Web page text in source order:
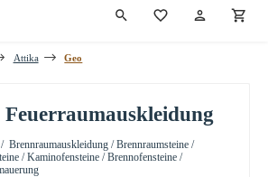
Du hast 0
Attika Geo
Brennraumauskleidung / Brennraumsteine /
/ Kaminofensteine / Brennofensteine /